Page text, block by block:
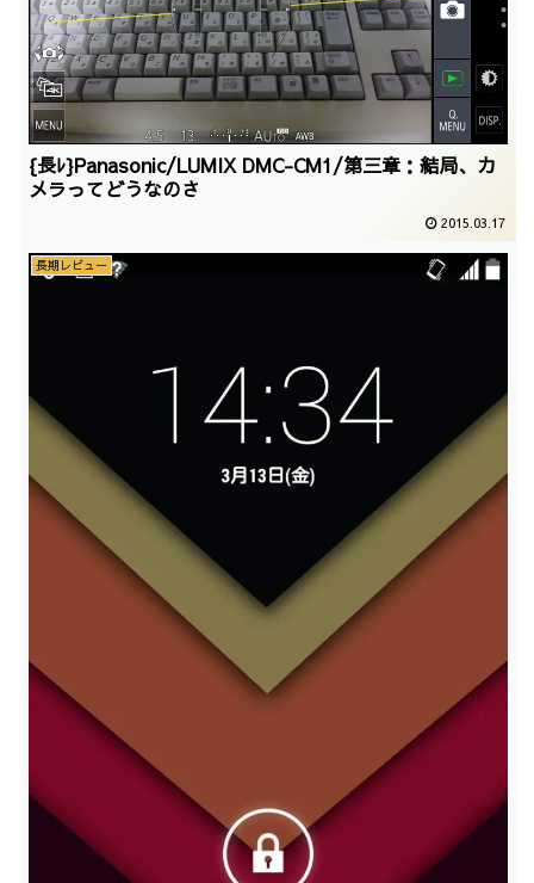
{長ﾚ}Panasonic/LUMIX DMC-CM1/第三章：結局、カ
メラってどうなのさ
2015.03.17
長期レビュー